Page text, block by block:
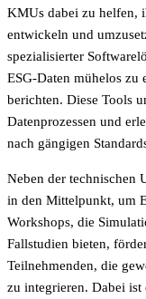
KMUs dabei zu helfen,
entwickeln und
spezialisierter
ESG-Daten mühelos zu
berichten. Diese Tools
Datenprozessen und
nach gängigen
Neben der technischen
in den Mittelpunkt, um
Workshops, die
Fallstudien bieten,
Teilnehmenden, die
zu integrieren. Dabei